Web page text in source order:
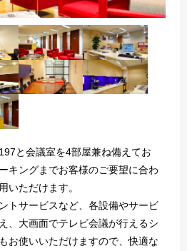
と会議室を4部屋兼ね備えてお
キングまでお客様のご要望に合わ
いただけます。
トサービスなど、各設備やサービ
、大画面でテレビ会議が行えるシ
お使いいただけますので、快適な